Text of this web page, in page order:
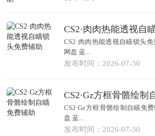
CS2·肉肉热能透视自
CS2·肉肉热能透视自瞄锁头免费辅助 下载
网盘 蓝...
发布时间：2026-07-30
CS2·Gz方框骨骼绘制
CS2·Gz方框骨骼绘制自瞄免费辅助 下载地址
盘 蓝...
发布时间：2026-07-30